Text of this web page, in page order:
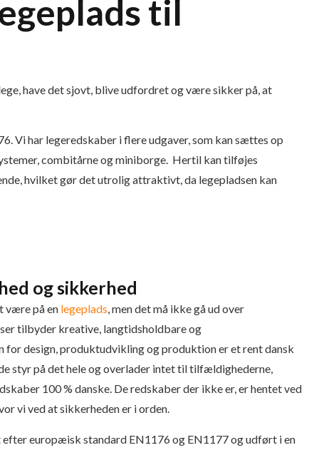
til
have det sjovt, blive udfordret og være sikker på, at
Vi har legeredskaber i flere udgaver, som kan sættes op
combitårne og miniborge. Hertil kan tilføjes
hvilket gør det utrolig attraktivt, da legepladsen kan
og sikkerhed
være på en legeplads, men det må ikke gå ud over
tilbyder kreative, langtidsholdbare og
for design, produktudvikling og produktion er et rent dansk
styr på det hele og overlader intet til tilfældighederne,
100 % danske. De redskaber der ikke er, er hentet ved
vi ved at sikkerheden er i orden.
europæisk standard EN1176 og EN1177 og udført i en